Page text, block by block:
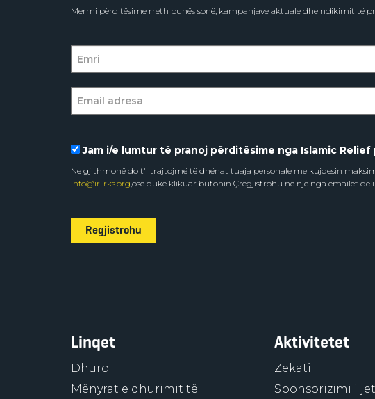
Merrni përditësime rreth punës sonë, kampanjave aktuale dhe ndikimit të
Jam i/e lumtur të pranoj përditësime nga Islamic
Ne gjithmonë do t'i trajtojmë të dhënat tuaja personale me kujdesin
info@ir-rks.org,ose duke klikuar butonin Çregjistrohu në një nga emailet që
Regjistrohu
Linqet
Dhuro
Mënyrat e dhurimit të
Aktivitetet
Zekati
Sponsorizimi i